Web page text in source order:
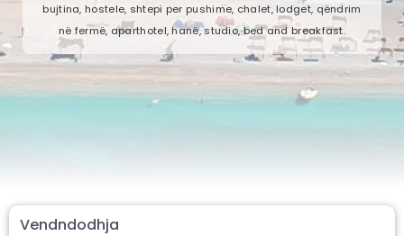
bujtina, hostele, shtepi per pushime, chalet, lodget, qëndrim
në fermë, aparthotel, hanë, studio, bed and breakfast.
Vendndodhja